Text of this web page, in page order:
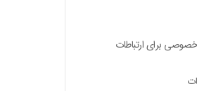
برای ارتباطات